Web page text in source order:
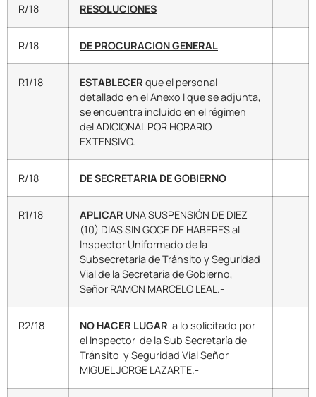
R/18 RESOLUCIONES
R/18 DE PROCURACION GENERAL
R1/18 ESTABLECER que el personal
detallado en el Anexo I que se adjunta,
se encuentra incluido en el régimen
del ADICIONAL POR HORARIO
EXTENSIVO.-
R/18 DE SECRETARIA DE GOBIERNO
R1/18 APLICAR UNA SUSPENSIÓN DE DIEZ
(10) DIAS SIN GOCE DE HABERES al
Inspector Uniformado de la
Subsecretaria de Tránsito y Seguridad
Vial de la Secretaria de Gobierno,
Señor RAMON MARCELO LEAL.-
R2/18 NO HACER LUGAR a lo solicitado por
el Inspector de la Sub Secretaría de
Tránsito y Seguridad Vial Señor
MIGUEL JORGE LAZARTE.-